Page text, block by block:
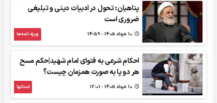
پناهیان: تحول در ادبیات دینی و تبلیغی
ضروری است
ویژه نامه‌ها
احکام شرعی به فتوای امام شهید|حکم مسح
هر دو پا به صورت همزمان چیست؟
استانها